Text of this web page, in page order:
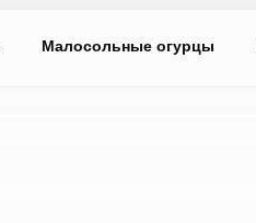
Малосольные огурцы